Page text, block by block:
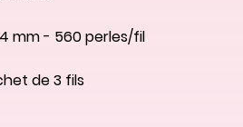
mm - 560 perles/fil
de 3 fils